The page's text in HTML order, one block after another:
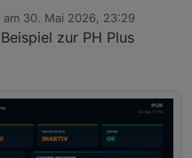
am 30. Mai 2026, 23:29
von
zur PH Plus